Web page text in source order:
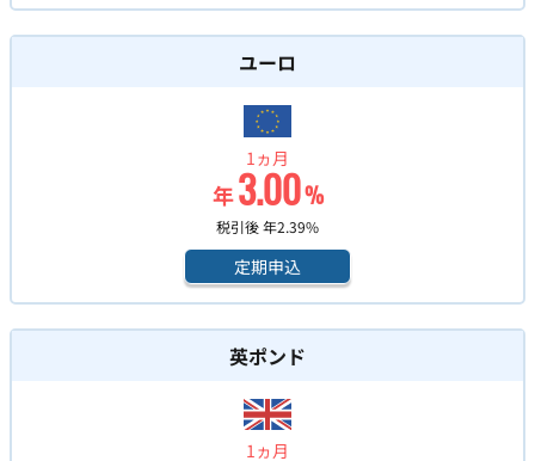
ユーロ
1ヵ月
年3.00%
税引後 年2.39%
定期申込
英ポンド
1ヵ月